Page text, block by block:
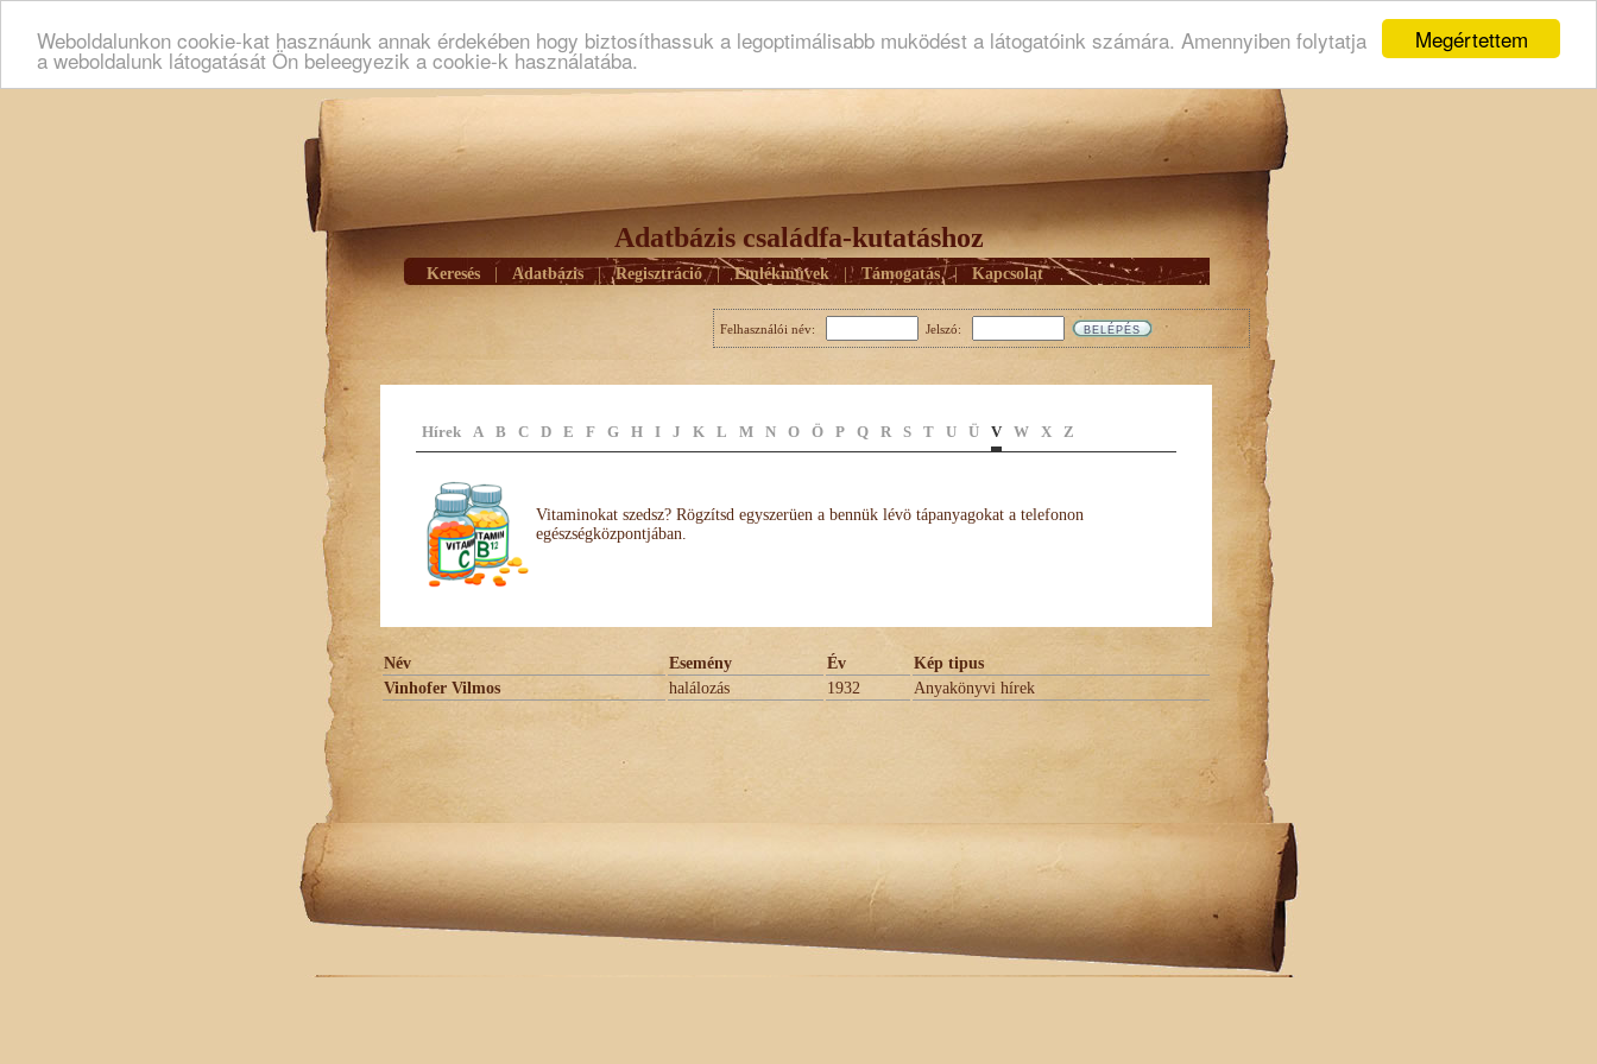
Megértettem
Weboldalunkon cookie-kat hasznáunk annak érdekében hogy biztosíthassuk a legoptimálisabb muködést a látogatóink számára. Amennyiben folytatja
a weboldalunk látogatását Ön beleegyezik a cookie-k használatába.
Adatbázis családfa-kutatáshoz
Keresés Adatbázis | Regisztráció | Emlékmûvek | Támogatás | Kapcsolat
Felhasználói név: Jelszó:
Hírek A B C D E F G H I J K L M N O Ö P Q R S T U Ü V W X Z
Vitaminokat szedsz? Rögzítsd egyszerüen a bennük lévö tápanyagokat a telefonon
egészségközpontjában.
Név Esemény Év
Kép tipus
Vinhofer Vilmos
halálozás 1932 Anyakönyvi hírek